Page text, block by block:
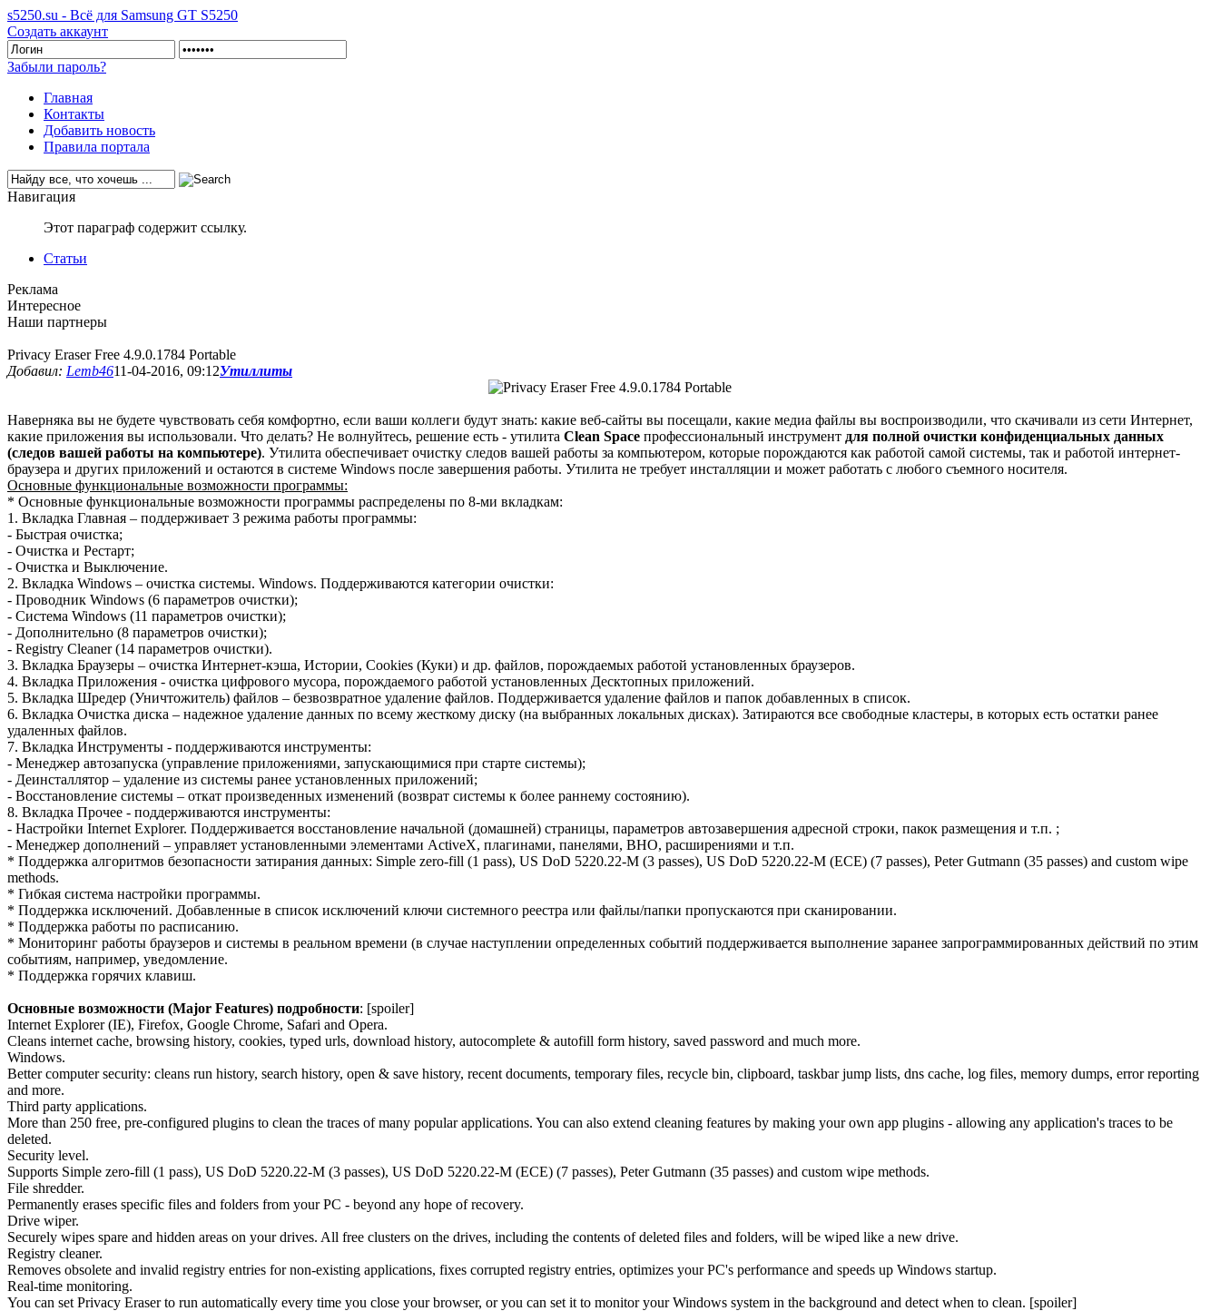
s5250.su - Всё для Samsung GT S5250
Создать аккаунт
Забыли пароль?
Главная
Контакты
Добавить новость
Правила портала
Навигация
Этот параграф содержит ссылку.
Статьи
Реклама
Интересное
Наши партнеры
Privacy Eraser Free 4.9.0.1784 Portable
Добавил: Lemb4611-04-2016, 09:12Утиллиты
Наверняка вы не будете чувствовать себя комфортно, если ваши коллеги будут знать: какие веб-сайты вы посещали, какие медиа файлы вы воспроизводили, что скачивали из сети Интернет,
какие приложения вы использовали. Что делать? Не волнуйтесь, решение есть - утилита Clean Space профессиональный инструмент для полной очистки конфиденциальных данных
(следов вашей работы на компьютере). Утилита обеспечивает очистку следов вашей работы за компьютером, которые порождаются как работой самой системы, так и работой интернет-
браузера и других приложений и остаются в системе Windows после завершения работы. Утилита не требует инсталляции и может работать с любого съемного носителя.
Основные функциональные возможности программы:
* Основные функциональные возможности программы распределены по 8-ми вкладкам:
1. Вкладка Главная – поддерживает 3 режима работы программы:
- Быстрая очистка;
- Очистка и Рестарт;
- Очистка и Выключение.
2. Вкладка Windows – очистка системы. Windows. Поддерживаются категории очистки:
- Проводник Windows (6 параметров очистки);
- Система Windows (11 параметров очистки);
- Дополнительно (8 параметров очистки);
- Registry Cleaner (14 параметров очистки).
3. Вкладка Браузеры – очистка Интернет-кэша, Истории, Cookies (Куки) и др. файлов, порождаемых работой установленных браузеров.
4. Вкладка Приложения - очистка цифрового мусора, порождаемого работой установленных Десктопных приложений.
5. Вкладка Шредер (Уничтожитель) файлов – безвозвратное удаление файлов. Поддерживается удаление файлов и папок добавленных в список.
6. Вкладка Очистка диска – надежное удаление данных по всему жесткому диску (на выбранных локальных дисках). Затираются все свободные кластеры, в которых есть остатки ранее
удаленных файлов.
7. Вкладка Инструменты - поддерживаются инструменты:
- Менеджер автозапуска (управление приложениями, запускающимися при старте системы);
- Деинсталлятор – удаление из системы ранее установленных приложений;
- Восстановление системы – откат произведенных изменений (возврат системы к более раннему состоянию).
8. Вкладка Прочее - поддерживаются инструменты:
- Настройки Internet Explorer. Поддерживается восстановление начальной (домашней) страницы, параметров автозавершения адресной строки, пакок размещения и т.п. ;
- Менеджер дополнений – управляет установленными элементами ActiveX, плагинами, панелями, BHO, расширениями и т.п.
* Поддержка алгоритмов безопасности затирания данных: Simple zero-fill (1 pass), US DoD 5220.22-M (3 passes), US DoD 5220.22-M (ECE) (7 passes), Peter Gutmann (35 passes) and custom wipe
methods.
* Гибкая система настройки программы.
* Поддержка исключений. Добавленные в список исключений ключи системного реестра или файлы/папки пропускаются при сканировании.
* Поддержка работы по расписанию.
* Мониторинг работы браузеров и системы в реальном времени (в случае наступлении определенных событий поддерживается выполнение заранее запрограммированных действий по этим
событиям, например, уведомление.
* Поддержка горячих клавиш.
Основные возможности (Major Features) подробности: [spoiler]
Internet Explorer (IE), Firefox, Google Chrome, Safari and Opera.
Cleans internet cache, browsing history, cookies, typed urls, download history, autocomplete & autofill form history, saved password and much more.
Windows.
Better computer security: cleans run history, search history, open & save history, recent documents, temporary files, recycle bin, clipboard, taskbar jump lists, dns cache, log files, memory dumps, error reporting
and more.
Third party applications.
More than 250 free, pre-configured plugins to clean the traces of many popular applications. You can also extend cleaning features by making your own app plugins - allowing any application's traces to be
deleted.
Security level.
Supports Simple zero-fill (1 pass), US DoD 5220.22-M (3 passes), US DoD 5220.22-M (ECE) (7 passes), Peter Gutmann (35 passes) and custom wipe methods.
File shredder.
Permanently erases specific files and folders from your PC - beyond any hope of recovery.
Drive wiper.
Securely wipes spare and hidden areas on your drives. All free clusters on the drives, including the contents of deleted files and folders, will be wiped like a new drive.
Registry cleaner.
Removes obsolete and invalid registry entries for non-existing applications, fixes corrupted registry entries, optimizes your PC's performance and speeds up Windows startup.
Real-time monitoring.
You can set Privacy Eraser to run automatically every time you close your browser, or you can set it to monitor your Windows system in the background and detect when to clean. [spoiler]